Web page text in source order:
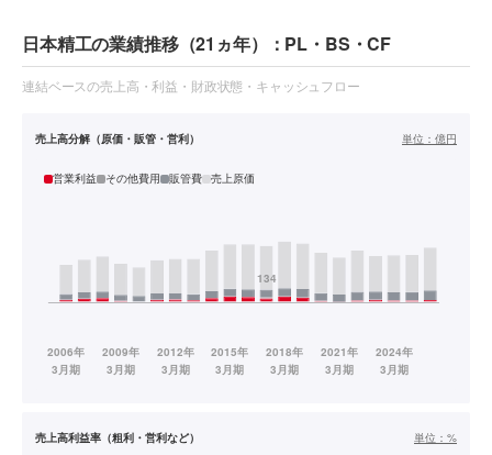
日本精工の業績推移（21ヵ年）：PL・BS・CF
連結ベースの売上高・利益・財政状態・キャッシュフロー
売上高分解（原価・販管・営利） 単位： 億円
営業利益 その他費用 販管費 売上原価
売上高利益率（粗利・営利など） 単位： %